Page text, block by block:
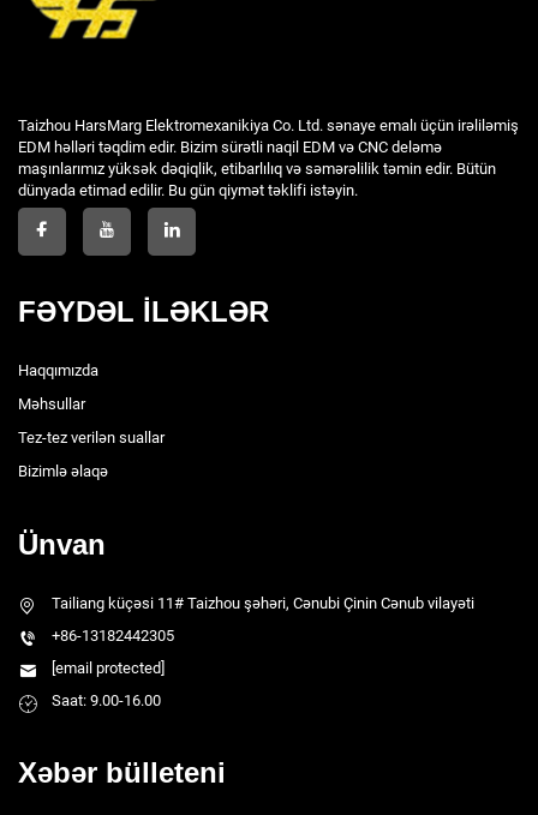
Taizhou HarsMarg Elektromexanikiya Co. Ltd. sənaye emalı üçün irəliləmiş
EDM həlləri təqdim edir. Bizim sürətli naqil EDM və CNC deləmə
maşınlarımız yüksək dəqiqlik, etibarlılıq və səmərəlilik təmin edir. Bütün
dünyada etimad edilir. Bu gün qiymət təklifi istəyin.
FƏYDƏL İLƏKLƏR
Haqqımızda
Məhsullar
Tez-tez verilən suallar
Bizimlə əlaqə
Ünvan
Tailiang küçəsi 11# Taizhou şəhəri, Cənubi Çinin Cənub vilayəti
+86-13182442305
[email protected]
Saat: 9.00-16.00
Xəbər bülleteni